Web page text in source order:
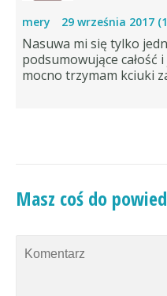
mery 29 września 2017
Nasuwa mi się tylko
podsumowujące całość
mocno trzymam kciuki
Masz coś do